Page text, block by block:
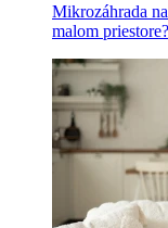
Mikrozáhrada
malom priestore?